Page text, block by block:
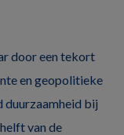
door een tekort
en geopolitieke
duurzaamheid bij
van de